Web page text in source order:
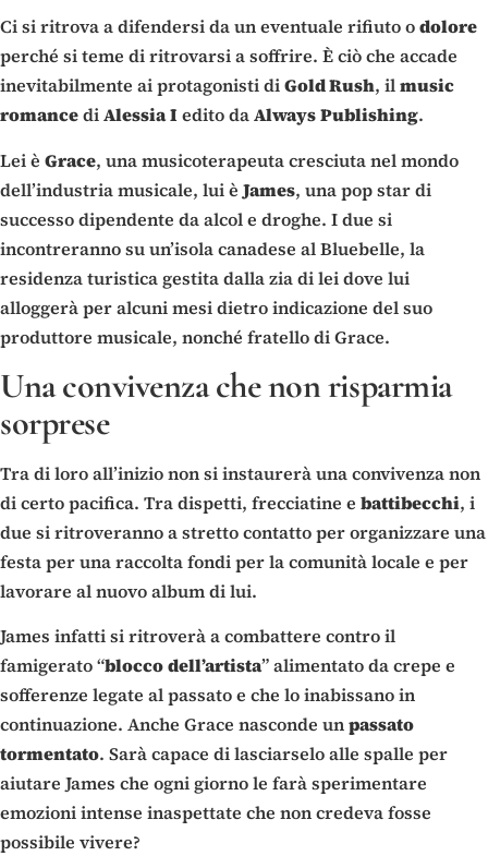
Ci si ritrova a difendersi da un eventuale rifiuto odolore
perché si teme di ritrovarsi a soffrire. È ciò che accade
inevitabilmente ai protagonisti diGold Rush, ilmusic
romancediAlessiaI edito daAlwaysPublishing.
Lei è Grace, una musicoterapeuta cresciuta nel mondo
dell’industria musicale, lui è James, una pop star di
successo dipendente da alcol e droghe. I due si
incontreranno su un’isola canadese al Bluebelle, la
residenza turistica gestita dalla zia di lei dove lui
alloggerà per alcuni mesi dietro indicazione del suo
produttore musicale, nonché fratello di Grace.
Una convivenza che non risparmia
sorprese
Tra di loro all’inizio non si instaurerà una convivenza non
di certo pacifica. Tra dispetti, frecciatine e battibecchi, i
due si ritroveranno a stretto contatto per organizzare una
festa per una raccolta fondi per la comunità locale e per
lavorare al nuovo album di lui.
James infatti si ritroverà a combattere contro il
famigerato “bloccodell’artista” alimentato da crepe e
sofferenze legate al passato e che lo inabissano in
continuazione. Anche Grace nasconde unpassato
tormentato. Sarà capace di lasciarselo alle spalle per
aiutare James che ogni giorno le farà sperimentare
emozioni intense inaspettate che non credeva fosse
possibile vivere?